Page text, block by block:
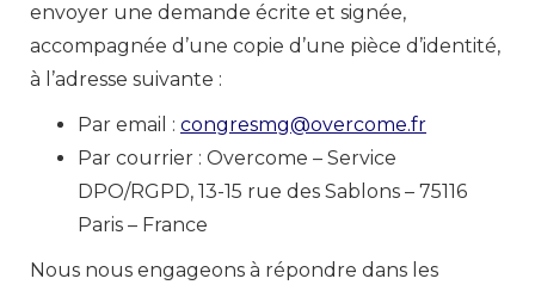
envoyer une demande écrite et signée,
accompagnée d’une copie d’une pièce d’identité,
à l’adresse suivante :
Par email : congresmg@overcome.fr
Par courrier : Overcome – Service
DPO/RGPD, 13-15 rue des Sablons – 75116
Paris – France
Nous nous engageons à répondre dans les